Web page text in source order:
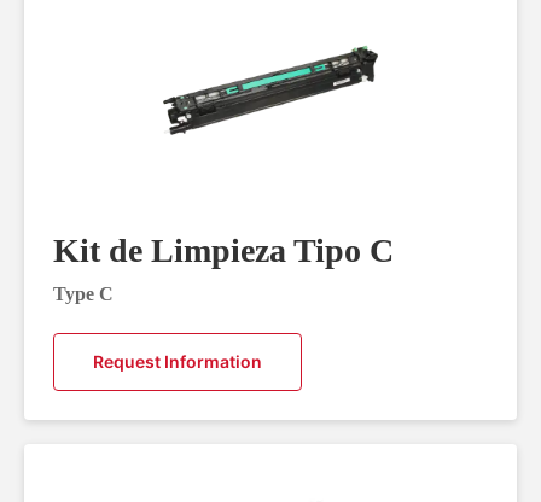
Kit de Limpieza Tipo C
Type C
Request Information